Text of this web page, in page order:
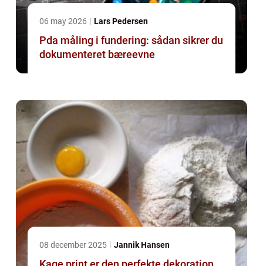
06 may 2026 Lars Pedersen
Pda måling i fundering: sådan sikrer du
dokumenteret bæreevne
08 december 2025 Jannik Hansen